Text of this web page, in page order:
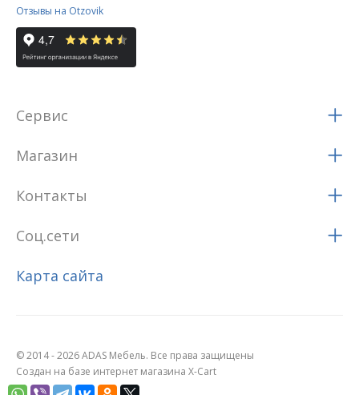
Отзывы на Otzovik
Сервис
Магазин
Контакты
Соц.сети
Карта сайта
© 2014 - 2026 ADAS Мебель. Все права защищены
Создан на базе интернет магазина X-Cart